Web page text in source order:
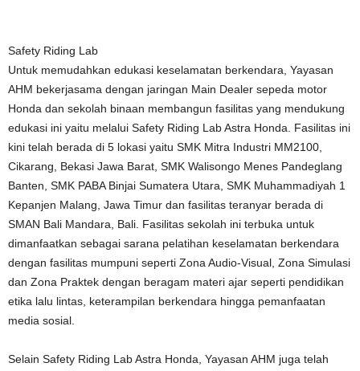
Safety Riding Lab
Untuk memudahkan edukasi keselamatan berkendara, Yayasan
AHM bekerjasama dengan jaringan Main Dealer sepeda motor
Honda dan sekolah binaan membangun fasilitas yang mendukung
edukasi ini yaitu melalui Safety Riding Lab Astra Honda. Fasilitas ini
kini telah berada di 5 lokasi yaitu SMK Mitra Industri MM2100,
Cikarang, Bekasi Jawa Barat, SMK Walisongo Menes Pandeglang
Banten, SMK PABA Binjai Sumatera Utara, SMK Muhammadiyah 1
Kepanjen Malang, Jawa Timur dan fasilitas teranyar berada di
SMAN Bali Mandara, Bali. Fasilitas sekolah ini terbuka untuk
dimanfaatkan sebagai sarana pelatihan keselamatan berkendara
dengan fasilitas mumpuni seperti Zona Audio-Visual, Zona Simulasi
dan Zona Praktek dengan beragam materi ajar seperti pendidikan
etika lalu lintas, keterampilan berkendara hingga pemanfaatan
media sosial.
Selain Safety Riding Lab Astra Honda, Yayasan AHM juga telah